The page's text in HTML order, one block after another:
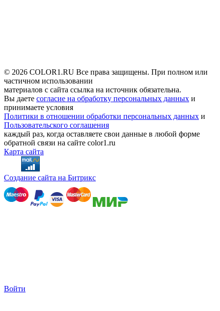
© 2026 COLOR1.RU Все права защищены. При полном или
частичном использовании
материалов с сайта ссылка на источник обязательна.
Вы даете согласие на обработку персональных данных и
принимаете условия
Политики в отношении обработки персональных данных и
Пользовательского соглашения
каждый раз, когда оставляете свои данные в любой форме
обратной связи на сайте color1.ru
Карта сайта
Создание сайта на Битрикс
Войти